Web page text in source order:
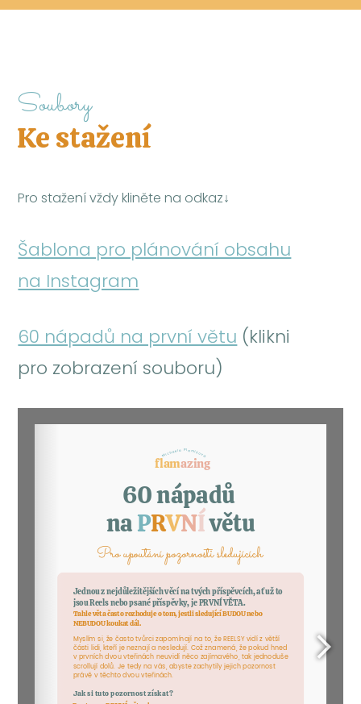
Soubory
Ke stažení
Pro stažení vždy kliněte na odkaz↓
Šablona pro plánování obsahu
na Instagram
60 nápadů na první větu (klikni
pro zobrazení souboru)